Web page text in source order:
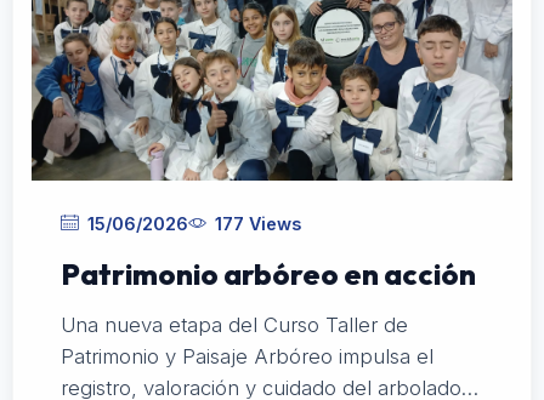
15/06/2026 177 Views
Patrimonio arbóreo en acción
Una nueva etapa del Curso Taller de
Patrimonio y Paisaje Arbóreo impulsa el
registro, valoración y cuidado del arbolado